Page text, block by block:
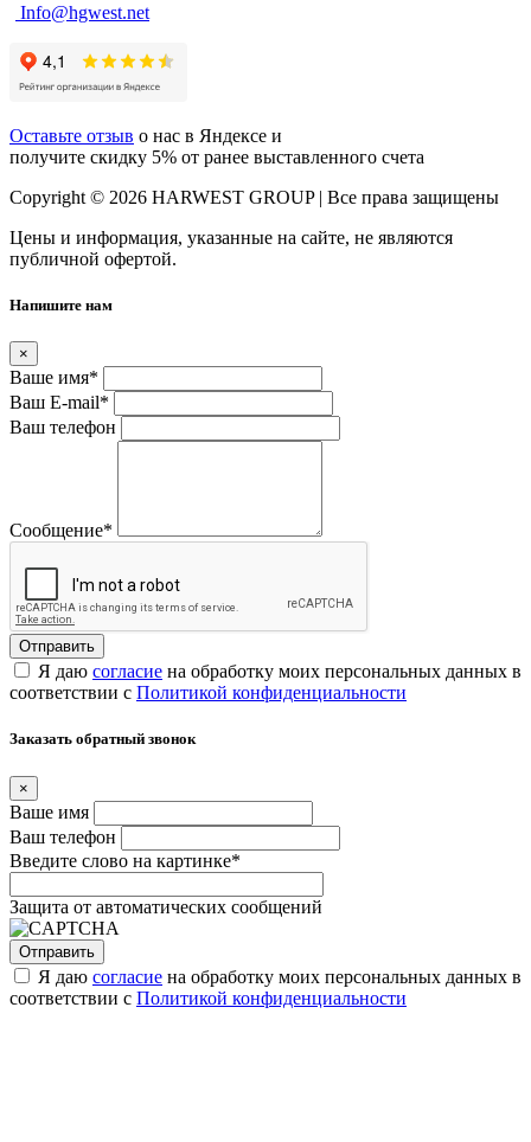
Info@hgwest.net
Оставьте отзыв о нас в Яндексе и
получите скидку 5% от ранее выставленного счета
Copyright © 2026 HARWEST GROUP | Все права защищены
Цены и информация, указанные на сайте, не являются
публичной офертой.
Напишите нам
×
Ваше имя*
Ваш E-mail*
Ваш телефон
Сообщение*
Я даю согласие на обработку моих персональных данных в
соответствии с Политикой конфиденциальности
Заказать обратный звонок
×
Ваше имя
Ваш телефон
Введите слово на картинке*
Защита от автоматических сообщений
Я даю согласие на обработку моих персональных данных в
соответствии с Политикой конфиденциальности